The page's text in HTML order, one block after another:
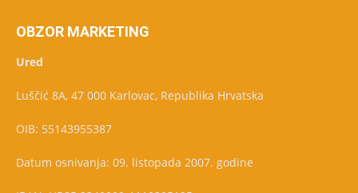
OBZOR MARKETING
Ured
Luščić 8A, 47 000 Karlovac, Republika Hrvatska
OIB: 55143955387
Datum osnivanja: 09. listopada 2007. godine